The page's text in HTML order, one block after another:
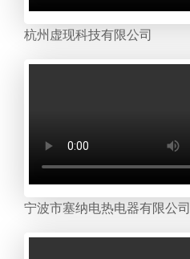
杭州虚现科技有限公司
宁波市塞纳电热电器有限公司